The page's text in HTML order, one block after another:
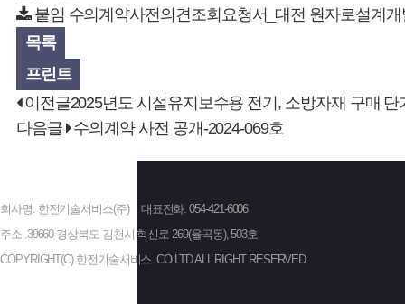
붙임 수의계약사전의견조회요청서_대전 원자로설계
목록
프린트
이전글2025년도 시설유지보수용 전기, 소방자재 구매
다음글
수의계약 사전 공개-2024-069호
회사명. 한전기술서비스(주)
대표전화. 054-421-6006
주소 .39660 경상북도 김천시 혁신로 269(율곡동), 503호
COPYRIGHT(C) 한전기술서비스. CO.LTD ALL RIGHT RESERVED.